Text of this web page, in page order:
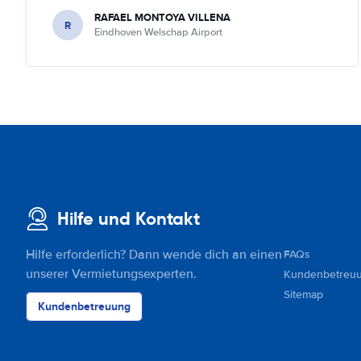
R RAFAEL MONTOYA VILLENA
Eindhoven Welschap Airport
Hilfe und Kontakt
Hilfe erforderlich? Dann wende dich an einen
unserer Vermietungsexperten.
Kundenbetreuung
FAQs
Sitemap